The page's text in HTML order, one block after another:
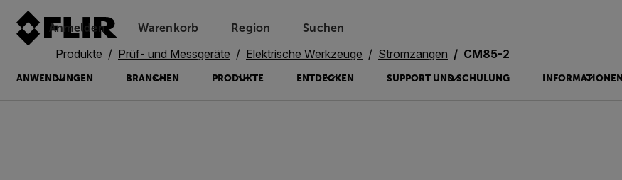
Anmelden Unread messages
Warenkorb
Modell
Entfernen
Elemente
Element
In den Warenkorb
Im Warenkorb
Region Suchen
ANWENDUNGEN BRANCHEN PRODUKTE ENTDECKEN SUPPORT UND SCHULUNG INFORMATIONEN
Produkte Prüf- und Messgeräte Elektrische Werkzeuge Stromzangen CM85-2